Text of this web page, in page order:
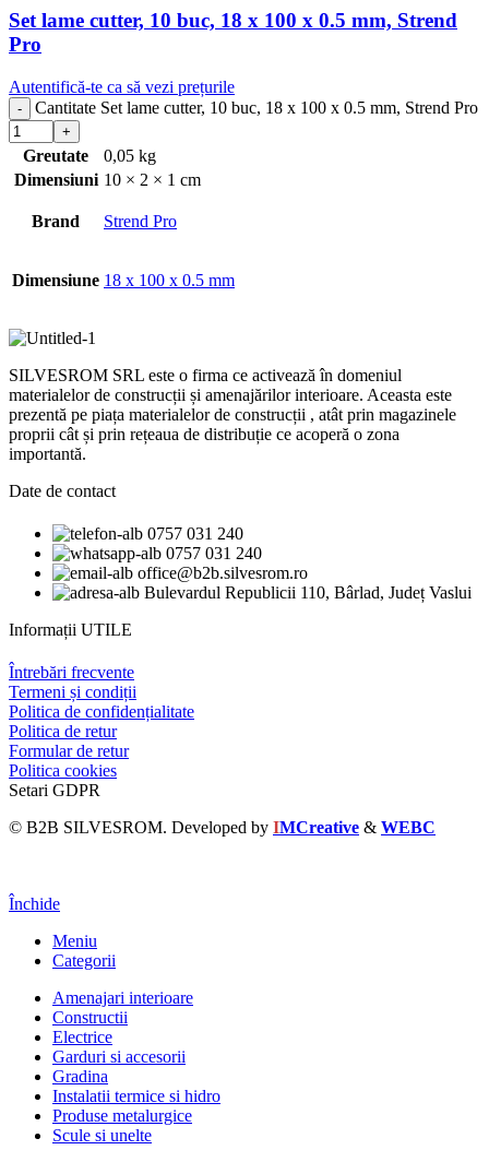
Set lame cutter, 10 buc, 18 x 100 x 0.5 mm, Strend
Pro
Autentifică-te ca să vezi prețurile
Cantitate Set lame cutter, 10 buc, 18 x 100 x 0.5 mm, Strend Pro
Greutate
0,05 kg
Dimensiuni 10 × 2 × 1 cm
Brand Strend Pro
Dimensiune 18 x 100 x 0.5 mm
SILVESROM SRL este o firma ce activează în domeniul
materialelor de construcții și amenajărilor interioare. Aceasta este
prezentă pe piața materialelor de construcții , atât prin magazinele
proprii cât și prin rețeaua de distribuție ce acoperă o zona
importantă.
Date de contact
0757 031 240
0757 031 240
office@b2b.silvesrom.ro
Bulevardul Republicii 110, Bârlad, Județ Vaslui
Informații UTILE
Întrebări frecvente
Termeni și condiții
Politica de confidențialitate
Politica de retur
Formular de retur
Politica cookies
Setari GDPR
© B2B SILVESROM. Developed by IMCreative & WEBC
Închide
Meniu
Categorii
Amenajari interioare
Constructii
Electrice
Garduri si accesorii
Gradina
Instalatii termice si hidro
Produse metalurgice
Scule si unelte